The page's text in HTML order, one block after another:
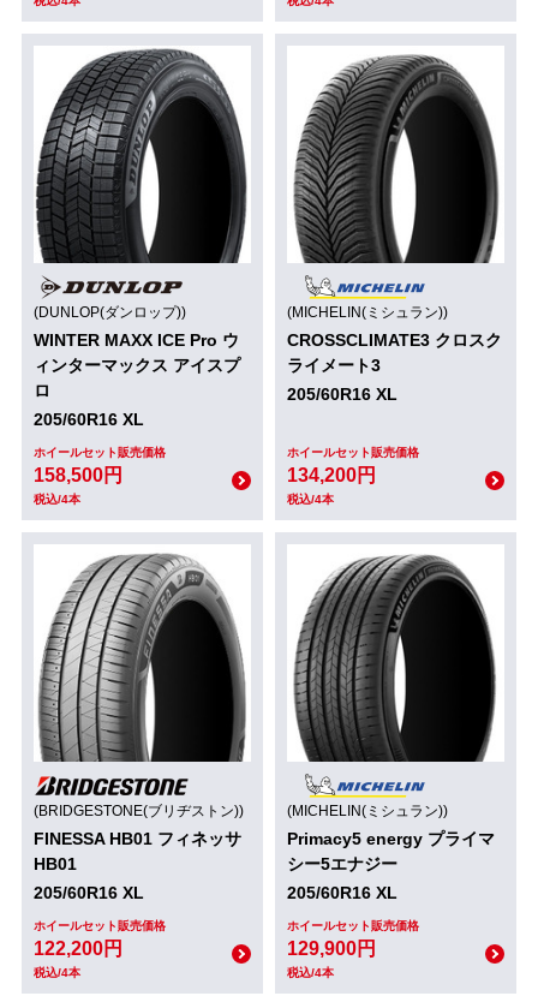
(DUNLOP(ダンロップ))
WINTER MAXX ICE Pro ウ
ィンターマックス アイスプ
ロ
205/60R16 XL
ホイールセット販売価格
158,500円
税込/4本
(MICHELIN(ミシュラン))
CROSSCLIMATE3 クロスク
ライメート3
205/60R16 XL
ホイールセット販売価格
134,200円
税込/4本
(BRIDGESTONE(ブリヂストン))
FINESSA HB01 フィネッサ
HB01
205/60R16 XL
ホイールセット販売価格
122,200円
税込/4本
(MICHELIN(ミシュラン))
Primacy5 energy プライマ
シー5エナジー
205/60R16 XL
ホイールセット販売価格
129,900円
税込/4本